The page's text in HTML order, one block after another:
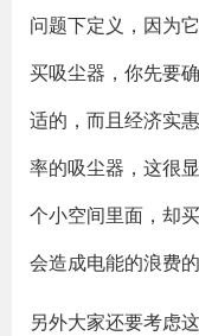
问题下定义，因为
买吸尘器，你先要
适的，而且经济实
率的吸尘器，这很
个小空间里面，却
会造成电能的浪费的
另外大家还要考虑